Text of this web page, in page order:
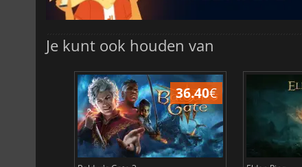
Je kunt ook houden van
36.40€